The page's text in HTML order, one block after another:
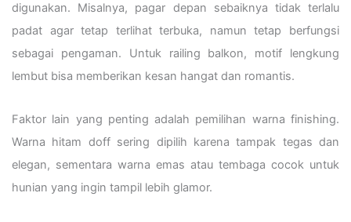
digunakan. Misalnya, pagar depan sebaiknya tidak terlalu
padat agar tetap terlihat terbuka, namun tetap berfungsi
sebagai pengaman. Untuk railing balkon, motif lengkung
lembut bisa memberikan kesan hangat dan romantis.
Faktor lain yang penting adalah pemilihan warna finishing.
Warna hitam doff sering dipilih karena tampak tegas dan
elegan, sementara warna emas atau tembaga cocok untuk
hunian yang ingin tampil lebih glamor.